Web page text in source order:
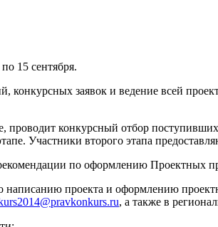
15 сентября.
заявок и ведение всей
проводит конкурсный отбор
Участники второго этапа
по оформлению Проектных
проекта и оформлению
, а также в